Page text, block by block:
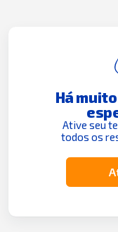
Há
Ative seu
todos os